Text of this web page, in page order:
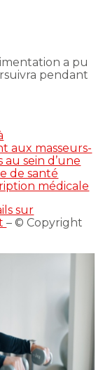
a pu
pendant
aux masseurs-
sein d’une
de santé
médicale
sur
– © Copyright